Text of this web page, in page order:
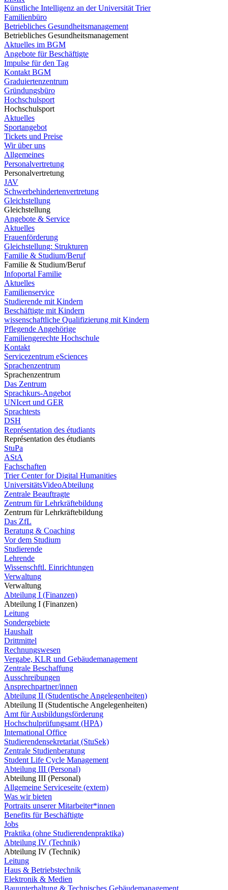
Künstliche Intelligenz an der Universität Trier
Familienbüro
Betriebliches Gesundheitsmanagement
Betriebliches Gesundheitsmanagement
Aktuelles im BGM
Angebote für Beschäftigte
Impulse für den Tag
Kontakt BGM
Graduiertenzentrum
Gründungsbüro
Hochschulsport
Hochschulsport
Aktuelles
Sportangebot
Tickets und Preise
Wir über uns
Allgemeines
Personalvertretung
Personalvertretung
JAV
Schwerbehindertenvertretung
Gleichstellung
Gleichstellung
Angebote & Service
Aktuelles
Frauenförderung
Gleichstellung: Strukturen
Familie & Studium/Beruf
Familie & Studium/Beruf
Infoportal Familie
Aktuelles
Familienservice
Studierende mit Kindern
Beschäftigte mit Kindern
wissenschaftliche Qualifizierung mit Kindern
Pflegende Angehörige
Familiengerechte Hochschule
Kontakt
Servicezentrum eSciences
Sprachenzentrum
Sprachenzentrum
Das Zentrum
Sprachkurs-Angebot
UNIcert und GER
Sprachtests
DSH
Représentation des étudiants
Représentation des étudiants
StuPa
AStA
Fachschaften
Trier Center for Digital Humanities
UniversitätsVideoAbteilung
Zentrale Beauftragte
Zentrum für Lehrkräftebildung
Zentrum für Lehrkräftebildung
Das ZfL
Beratung & Coaching
Vor dem Studium
Studierende
Lehrende
Wissenschftl. Einrichtungen
Verwaltung
Verwaltung
Abteilung I (Finanzen)
Abteilung I (Finanzen)
Leitung
Sondergebiete
Haushalt
Drittmittel
Rechnungswesen
Vergabe, KLR und Gebäudemanagement
Zentrale Beschaffung
Ausschreibungen
Ansprechpartner/innen
Abteilung II (Studentische Angelegenheiten)
Abteilung II (Studentische Angelegenheiten)
Amt für Ausbildungsförderung
Hochschulprüfungsamt (HPA)
International Office
Studierendensekretariat (StuSek)
Zentrale Studienberatung
Student Life Cycle Management
Abteilung III (Personal)
Abteilung III (Personal)
Allgemeine Serviceseite (extern)
Was wir bieten
Portraits unserer Mitarbeiter*innen
Benefits für Beschäftigte
Jobs
Praktika (ohne Studierendenpraktika)
Abteilung IV (Technik)
Abteilung IV (Technik)
Leitung
Haus & Betriebstechnik
Elektronik & Medien
Bauunterhaltung & Technisches Gebäudemanagement